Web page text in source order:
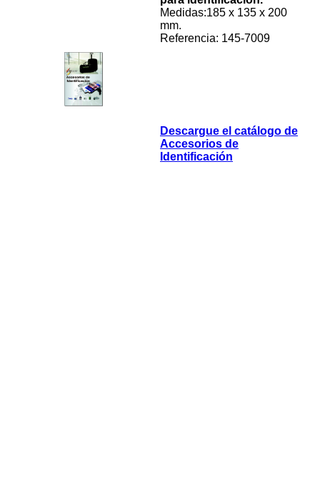
Medidas:185 x 135 x 200
mm.
Referencia: 145-7009
Descargue el catálogo de
Accesorios de
Identificación